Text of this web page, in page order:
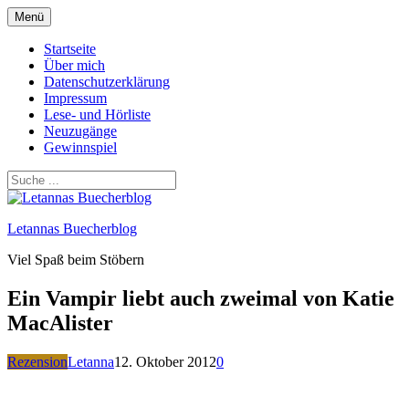
Zum
Inhalt
springen
Menü
Startseite
Über mich
Datenschutzerklärung
Impressum
Lese- und Hörliste
Neuzugänge
Gewinnspiel
Letannas Buecherblog
Viel Spaß beim Stöbern
Ein Vampir liebt auch zweimal von Katie
MacAlister
RezensionLetanna12. Oktober 20120